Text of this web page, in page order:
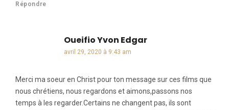
Répondre
Oueifio Yvon Edgardit :
avril 29, 2020 à 9:43 am
Merci ma soeur en Christ pour ton message sur ces films que
nous chrétiens, nous regardons et aimons,passons nos
temps à les regarder.Certains ne changent pas, ils sont